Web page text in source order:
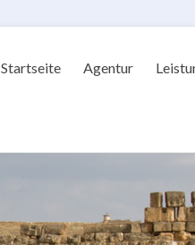
Startseite Agentur